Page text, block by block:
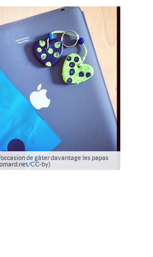
de gâter davantage les papas
CC-by)